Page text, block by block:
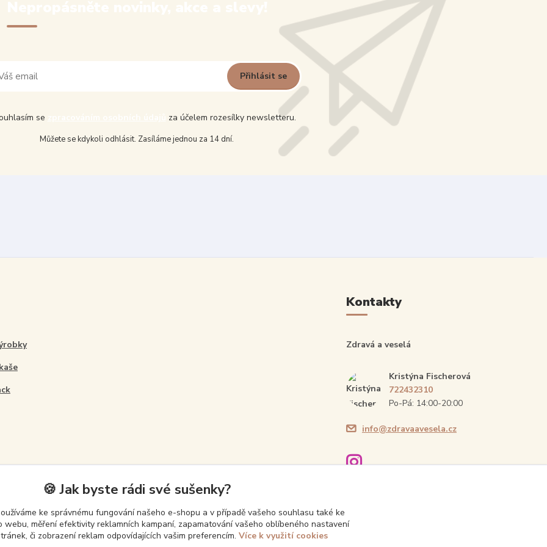
Přihlásit se
se za účelem rozesílky newsletteru.
Můžete se kdykoli odhlásit. Zasíláme jednou za 14 dní.
Kontakty
Zdravá a veselá
Kristýna Fischerová
722432310
Po-Pá: 14:00-20:00
info@zdravaavesela.cz
Upravit sběr cookies.
🍪 Jak byste rádi své sušenky?
ke správnému fungování našeho e-shopu a v případě vašeho souhlasu také ke
měření efektivity reklamních kampaní, zapamatování vašeho oblíbeného nastavení
či zobrazení reklam odpovídajících vašim preferencím. Více k využití cookies